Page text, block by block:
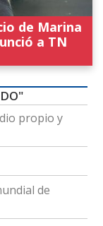
de Marina
a TN
propio y
de